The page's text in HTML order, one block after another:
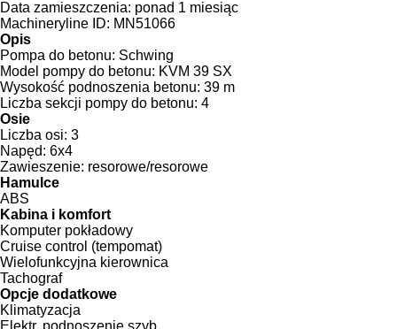
Data zamieszczenia: ponad 1 miesiąc
Machineryline ID: MN51066
Opis
Pompa do betonu: Schwing
Model pompy do betonu: KVM 39 SX
Wysokość podnoszenia betonu: 39 m
Liczba sekcji pompy do betonu: 4
Osie
Liczba osi: 3
Napęd: 6x4
Zawieszenie: resorowe/resorowe
Hamulce
ABS
Kabina i komfort
Komputer pokładowy
Cruise control (tempomat)
Wielofunkcyjna kierownica
Tachograf
Opcje dodatkowe
Klimatyzacja
Elektr. podnoszenie szyb